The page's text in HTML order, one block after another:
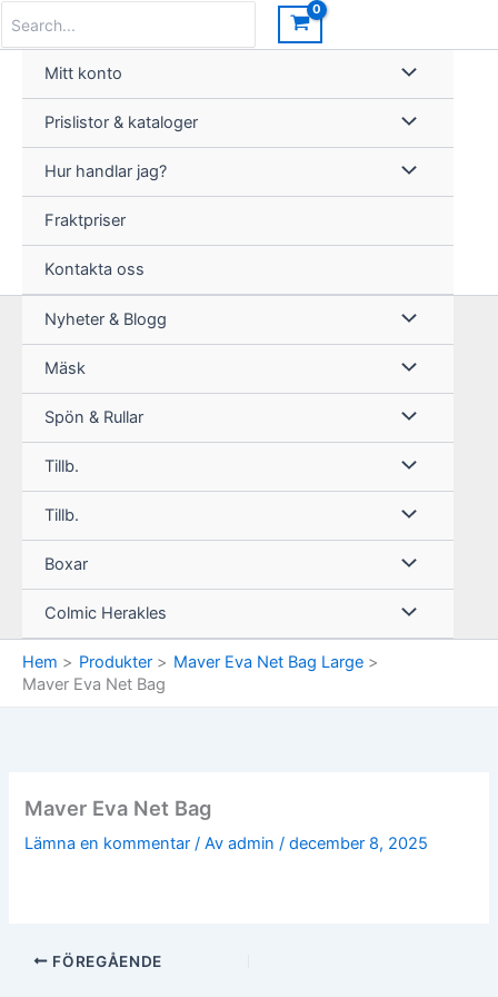
innehåll
for:
Mitt konto
Prislistor & kataloger
Hur handlar jag?
Fraktpriser
Kontakta oss
Nyheter & Blogg
Mäsk
Spön & Rullar
Tillb.
Tillb.
Boxar
Colmic Herakles
Hem Produkter
Maver Eva Net Bag Large
Maver Eva Net Bag
Maver Eva Net Bag
Lämna en kommentar / Avadmin/december 8, 2025
FÖREGÅENDE